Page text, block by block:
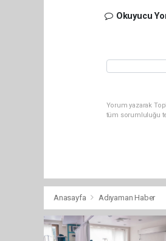
Okuyucu
Yorum yazarak
tüm sorumluluğu
Anasayfa Adıyaman Haber